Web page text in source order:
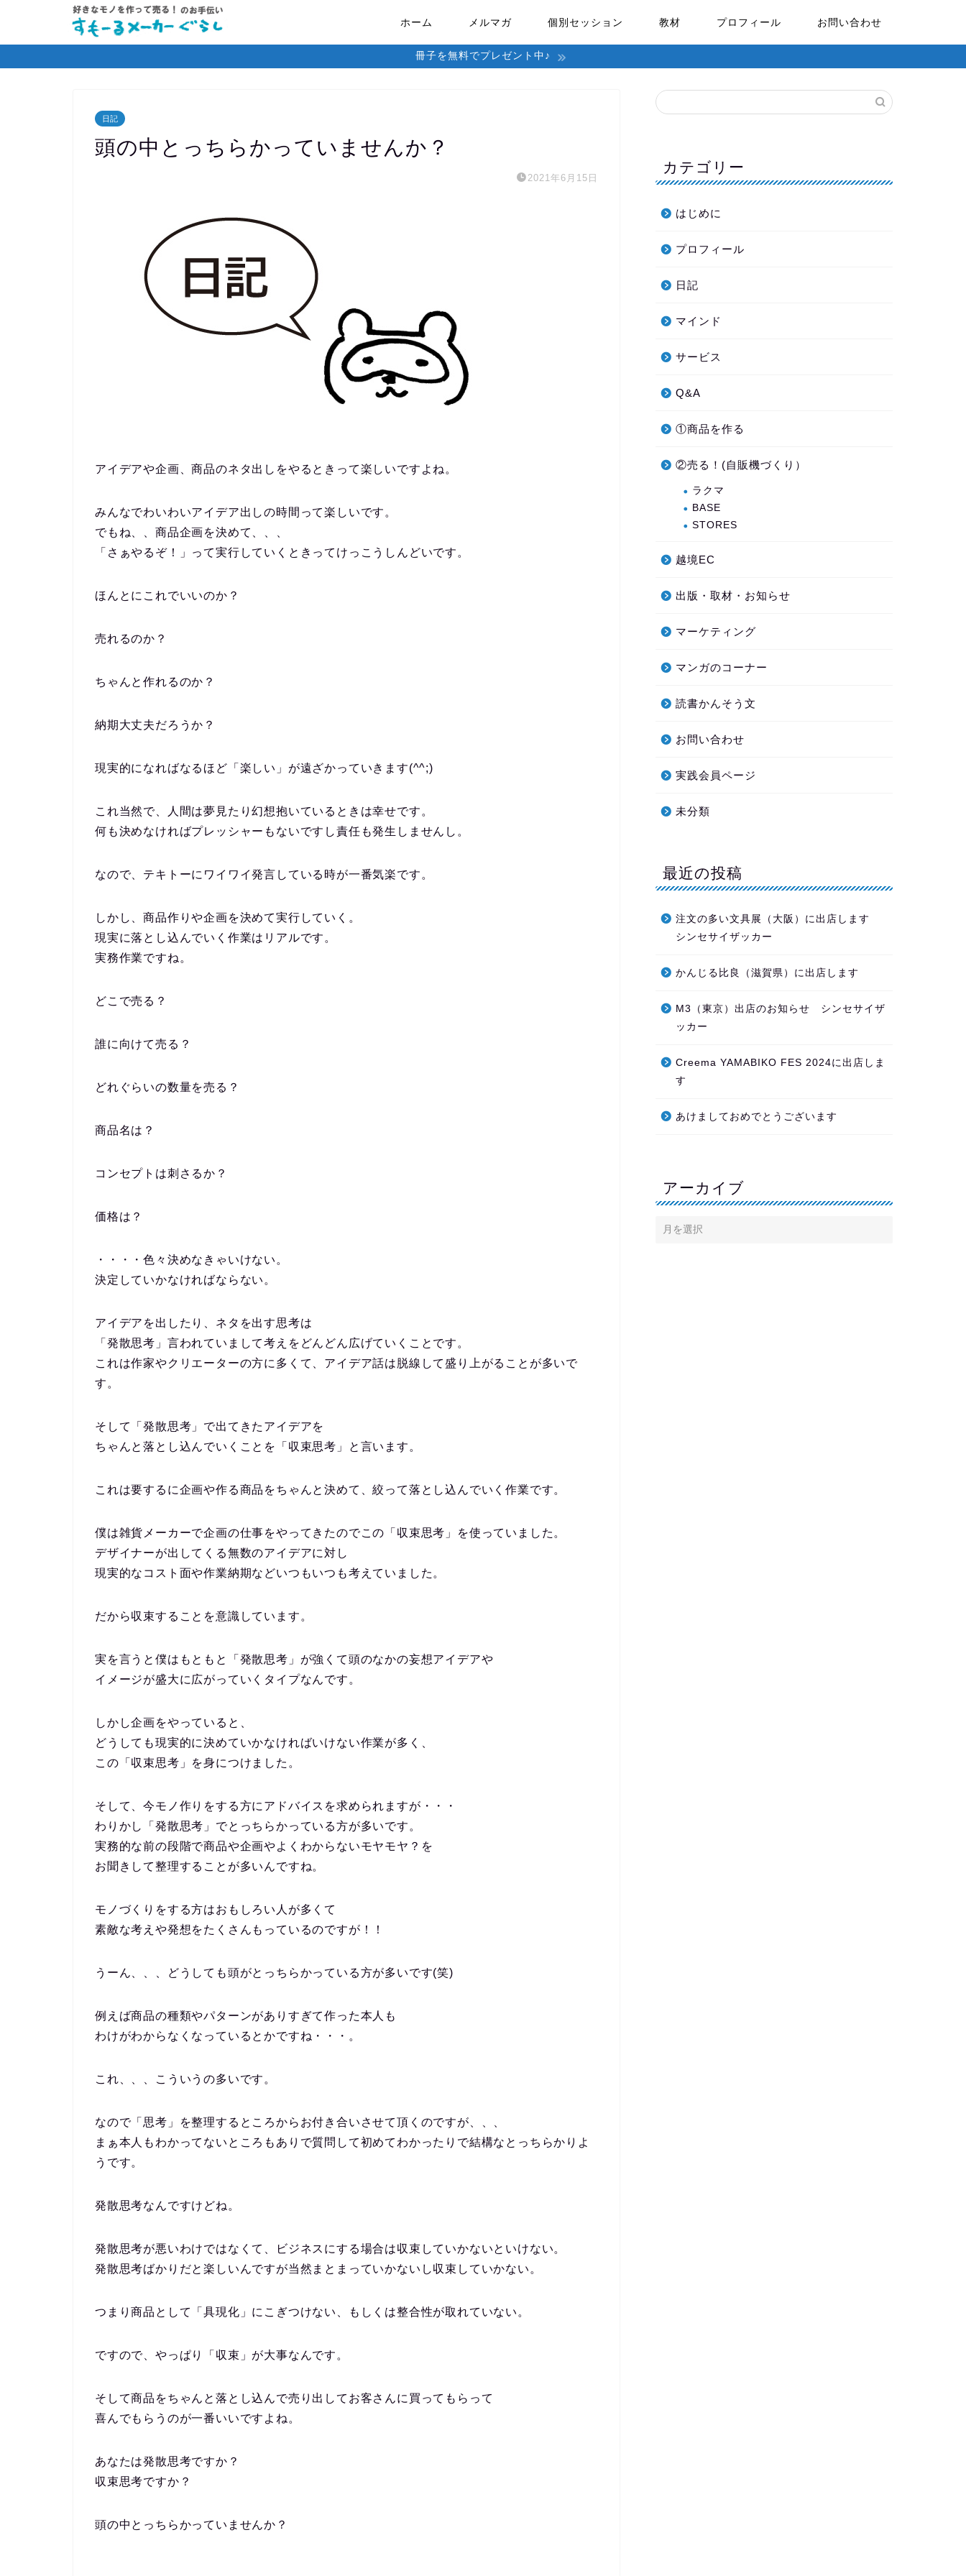
ホーム メルマガ 個別セッション 教材 プロフィール お問い合わせ
冊子を無料でプレゼント中♪
日記
頭の中とっちらかっていませんか？
2021年6月15日
アイデアや企画、商品のネタ出しをやるときって楽しいですよね。
みんなでわいわいアイデア出しの時間って楽しいです。
でもね、、商品企画を決めて、、、
「さぁやるぞ！」って実行していくときってけっこうしんどいです。
ほんとにこれでいいのか？
売れるのか？
ちゃんと作れるのか？
納期大丈夫だろうか？
現実的になればなるほど「楽しい」が遠ざかっていきます(^^;)
これ当然で、人間は夢見たり幻想抱いているときは幸せです。
何も決めなければプレッシャーもないですし責任も発生しませんし。
なので、テキトーにワイワイ発言している時が一番気楽です。
しかし、商品作りや企画を決めて実行していく。
現実に落とし込んでいく作業はリアルです。
実務作業ですね。
どこで売る？
誰に向けて売る？
どれぐらいの数量を売る？
商品名は？
コンセプトは刺さるか？
価格は？
・・・・色々決めなきゃいけない。
決定していかなければならない。
アイデアを出したり、ネタを出す思考は
「発散思考」言われていまして考えをどんどん広げていくことです。
これは作家やクリエーターの方に多くて、アイデア話は脱線して盛り上がることが多いで
す。
そして「発散思考」で出てきたアイデアを
ちゃんと落とし込んでいくことを「収束思考」と言います。
これは要するに企画や作る商品をちゃんと決めて、絞って落とし込んでいく作業です。
僕は雑貨メーカーで企画の仕事をやってきたのでこの「収束思考」を使っていました。
デザイナーが出してくる無数のアイデアに対し
現実的なコスト面や作業納期などいつもいつも考えていました。
だから収束することを意識しています。
実を言うと僕はもともと「発散思考」が強くて頭のなかの妄想アイデアや
イメージが盛大に広がっていくタイプなんです。
しかし企画をやっていると、
どうしても現実的に決めていかなければいけない作業が多く、
この「収束思考」を身につけました。
そして、今モノ作りをする方にアドバイスを求められますが・・・
わりかし「発散思考」でとっちらかっている方が多いです。
実務的な前の段階で商品や企画やよくわからないモヤモヤ？を
お聞きして整理することが多いんですね。
モノづくりをする方はおもしろい人が多くて
素敵な考えや発想をたくさんもっているのですが！！
うーん、、、どうしても頭がとっちらかっている方が多いです(笑)
例えば商品の種類やパターンがありすぎて作った本人も
わけがわからなくなっているとかですね・・・。
これ、、、こういうの多いです。
なので「思考」を整理するところからお付き合いさせて頂くのですが、、、
まぁ本人もわかってないところもありで質問して初めてわかったりで結構なとっちらかりよ
うです。
発散思考なんですけどね。
発散思考が悪いわけではなくて、ビジネスにする場合は収束していかないといけない。
発散思考ばかりだと楽しいんですが当然まとまっていかないし収束していかない。
つまり商品として「具現化」にこぎつけない、もしくは整合性が取れていない。
ですので、やっぱり「収束」が大事なんです。
そして商品をちゃんと落とし込んで売り出してお客さんに買ってもらって
喜んでもらうのが一番いいですよね。
あなたは発散思考ですか？
収束思考ですか？
頭の中とっちらかっていませんか？
カテゴリー
はじめに
プロフィール
日記
マインド
サービス
Q&A
①商品を作る
②売る！(自販機づくり）
ラクマ
BASE
STORES
越境EC
出版・取材・お知らせ
マーケティング
マンガのコーナー
読書かんそう文
お問い合わせ
実践会員ページ
未分類
最近の投稿
注文の多い文具展（大阪）に出店します
シンセサイザッカー
かんじる比良（滋賀県）に出店します
M3（東京）出店のお知らせ シンセサイザ
ッカー
Creema YAMABIKO FES 2024に出店しま
す
あけましておめでとうございます
アーカイブ